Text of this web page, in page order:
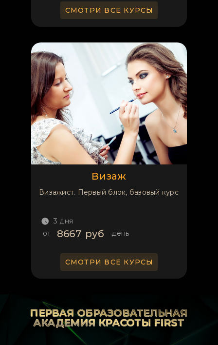
СМОТРИ ВСЕ КУРСЫ
Визаж
Визажист. Первый блок, базовый курс
3 дня
от
8667 руб день
СМОТРИ ВСЕ КУРСЫ
ПЕРВАЯ ОБРАЗОВАТЕЛЬНАЯ
АКАДЕМИЯ КРАСОТЫ FIRST